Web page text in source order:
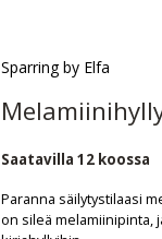
Sparring by Elfa
Saatavilla 12 koossa
Paranna säilytystilaasi
on sileä melamiinipinta,